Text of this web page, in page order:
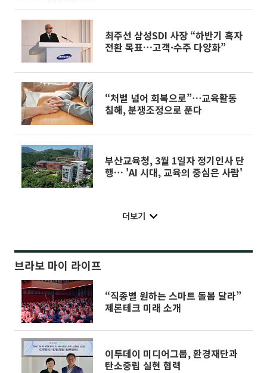
최주선 삼성SDI 사장 “하반기 흑자
전환 목표…고객·수주 다양화”
“처벌 넘어 회복으로”⋯교육활동
침해, 분쟁조정으로 푼다
부산교육청, 3월 1일자 정기인사 단
행… 'AI 시대, 교육의 중심은 사람'
더보기
브라보 마이 라이프
“직종별 원하는 스마트 돌봄 달라”
제론테크 미래 소개
이투데이 미디어그룹, 환경재단과
탄소중립 실현 협력